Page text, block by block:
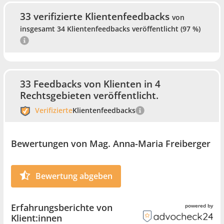
Unentgeltliche Tätigkeiten:
Mediation im Bundesministerium für Justiz
Ausbildung:
Anwältin
2002 Ausbildung zur Mediatorin
1996 Rechtsanwaltsprüfung (ausgezeichneter
Erfolg)
33 verifizierte Klientenfeedbacks von
insgesamt 34 Klientenfeedbacks veröffentlicht (97 %)
33 Feedbacks von Klienten in 4
Rechtsgebieten veröffentlicht.
VerifizierteKlientenfeedbacks
Bewertungen von Mag. Anna-Maria Freiberger
Bewertung abgeben
Erfahrungsberichte von
Klient:innen
powered by